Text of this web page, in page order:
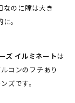
なのに瞳は大き
。
ズ イルミネートは
コンのフチあり
ズです。